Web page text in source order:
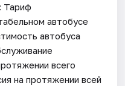
Тариф
автобусе
автобуса
всего
на протяжении всей